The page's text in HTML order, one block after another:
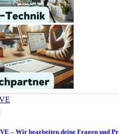
– Wir bearbeiten deine Fragen und